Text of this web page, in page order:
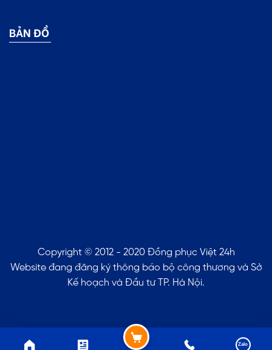
BẢN ĐỒ
Copyright © 2012 - 2020 Đồng phục Việt 24h
Website đang đăng ký thông báo bộ công thương và Sở
Kế hoạch và Đầu tư TP. Hà Nội.
Zalo